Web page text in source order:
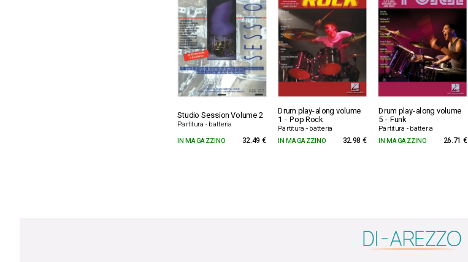
Studio Session Volume 2
Partitura - batteria
Drum play-along volume
1 - Pop Rock
Partitura - batteria
Drum play-along volume
5 - Funk
Partitura - batteria
IN MAGAZZINO 32.49 € IN MAGAZZINO 32.98 € IN MAGAZZINO 26.71 €